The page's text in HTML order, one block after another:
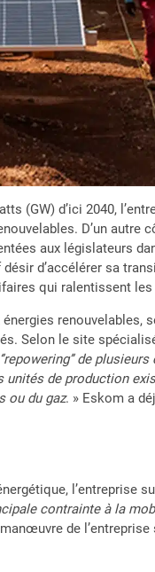
(GW) d’ici 2040,
D’un
aux législateurs
désir d’accélérer sa
qui ralentissent
Selon le site spécialisé
de
unités de production
ou du gaz. » Eskom a
l’entreprise
contrainte à la
manœuvre de